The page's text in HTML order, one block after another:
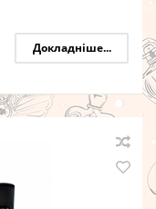
Докладніше...